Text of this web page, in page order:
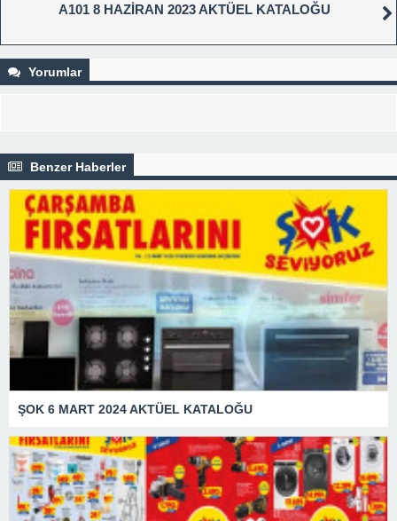
A101 8 HAZİRAN 2023 AKTÜEL KATALOĞU
Yorumlar
Benzer Haberler
ŞOK 6 MART 2024 AKTÜEL KATALOĞU